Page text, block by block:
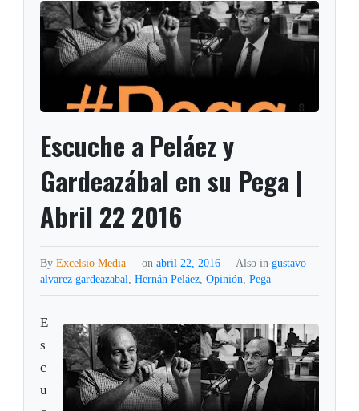
Escuche a Peláez y
Gardeazábal en su Pega |
Abril 22 2016
ByExcelsio Media on abril 22, 2016 Also in gustavo
alvarez gardeazabal,Hernán Peláez,Opinión,Pega
E
s
c
u